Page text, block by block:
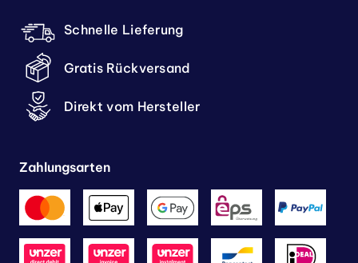
Schnelle Lieferung
Gratis Rückversand
Direkt vom Hersteller
Zahlungsarten